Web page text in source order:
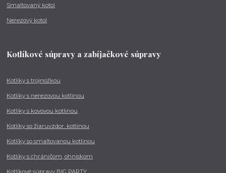
Smaltovaný kotol
Nerezový kotol
Kotlíkové súpravy a zabíjačkové súpravy
Kotlíky s trojnožkou
Kotlíky s nerezovou kotlinou
Kotlíky s kovovou kotlinou
Kotlíky so žiaruvzdor. kotlinou
Kotlíky so smaltovanou kotlinou
Kotlíky s chráničom, ohniskom
Kotlíkové súpravy BIG PARTY